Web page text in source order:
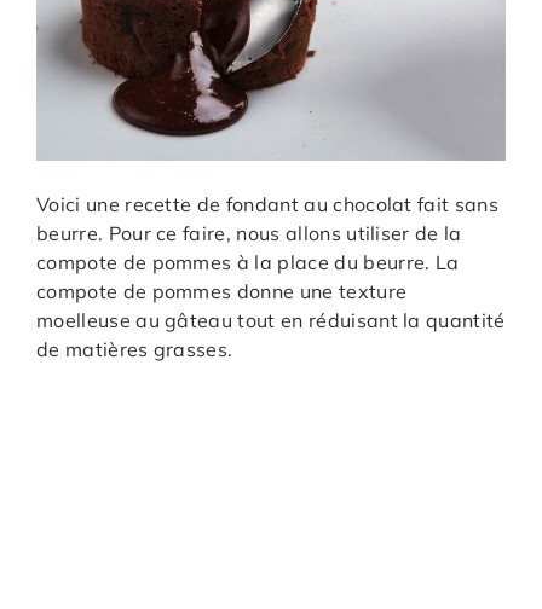
Voici une recette de fondant au chocolat fait sans
beurre. Pour ce faire, nous allons utiliser de la
compote de pommes à la place du beurre. La
compote de pommes donne une texture
moelleuse au gâteau tout en réduisant la quantité
de matières grasses.